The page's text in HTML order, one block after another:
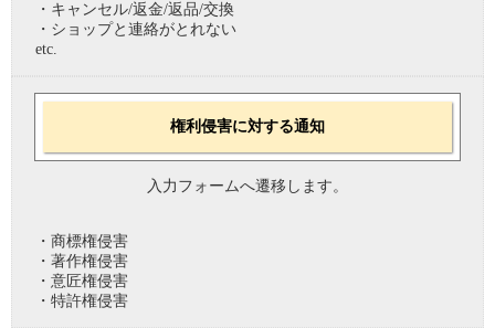
・キャンセル/返金/返品/交換
・ショップと連絡がとれない
etc.
権利侵害に対する通知
入力フォームへ遷移します。
・商標権侵害
・著作権侵害
・意匠権侵害
・特許権侵害